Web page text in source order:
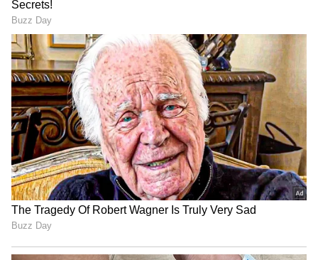
எனவே தயாரிப்பாளர் சங்கம் இதில்
தள்ளுபடி செய்யாத அரசுக்கு
கண்டனம்!
மேகதாட்டு விவகாரத்தில்
அரசின் மெத்தனப் போக்கைக்
கடுமையாகத் தாக்கிய
பிரேமலதா விஜயகாந்த் !